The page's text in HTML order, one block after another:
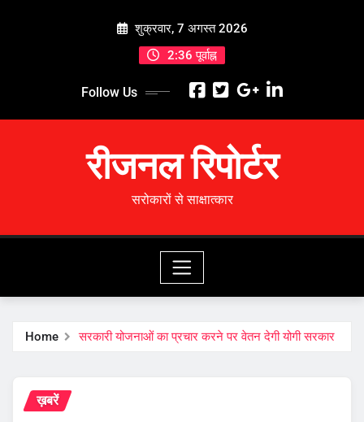
शुक्रवार, 7 अगस्त 2026
2:36 पूर्वाह्न
Follow Us
रीजनल रिपोर्टर
सरोकारों से साक्षात्कार
Home सरकारी योजनाओं का प्रचार करने पर वेतन देगी योगी सरकार
ख़बरें